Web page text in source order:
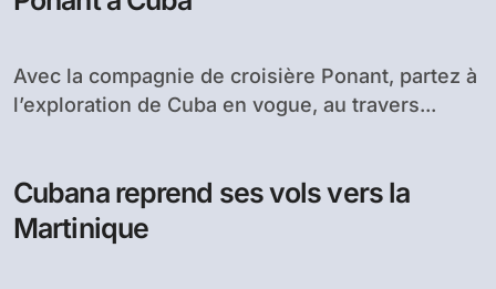
Avec la compagnie de croisière Ponant, partez à
l’exploration de Cuba en vogue, au travers...
Cubana reprend ses vols vers la
Martinique